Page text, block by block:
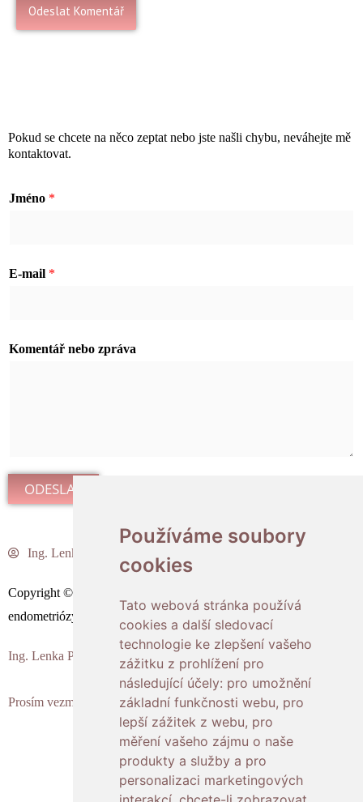
Používáme soubory
cookies
Tato webová stránka používá
cookies a další sledovací
technologie ke zlepšení vašeho
zážitku z prohlížení pro
následující účely: pro umožnění
základní funkčnosti webu, pro
lepší zážitek z webu, pro
měření vašeho zájmu o naše
produkty a služby a pro
personalizaci marketingových
Používáme soubory
cookies
Tato webová stránka používá
cookies a další sledovací
technologie ke zlepšení vašeho
zážitku z prohlížení pro
následující účely: pro umožnění
základní funkčnosti webu, pro
lepší zážitek z webu, pro
měření vašeho zájmu o naše
produkty a služby a pro
personalizaci marketingových
Pokud se chcete na něco zeptat nebo jste našli chybu, neváhejte mě
kontaktovat.
Jméno *
i
E-mail *
Komentář nebo zpráva
ODESLAT
Ing. Lenka Polášková
Copyright © 2026 Labyrint endometriózy | Powered by Labyrint
endometriózy
Ing. Lenka Polášková – programátorka a bioinformatička
Prosím vezměte na vědomí, že nejsem lékař.
Napište mi